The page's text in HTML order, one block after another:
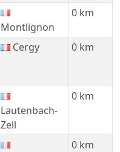
Montlignon
0 km
Cergy 0 km
Lautenbach-
Zell
0 km
0 km